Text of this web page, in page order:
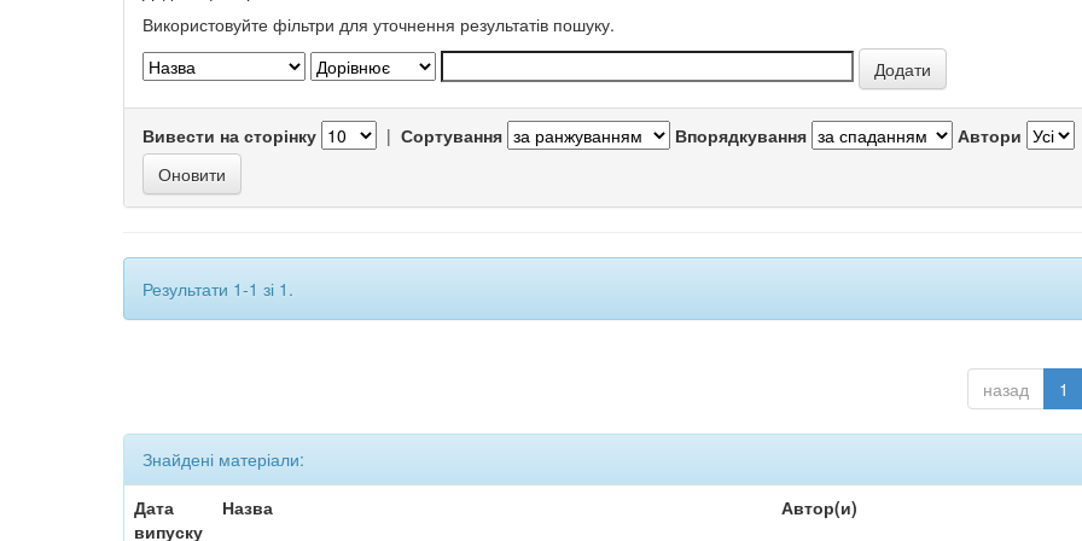
Використовуйте фільтри для уточнення результатів пошуку.
Вивести на сторінку | Сортування Впорядкування Автори
Результати 1-1 зі 1.
назад 1
Знайдені матеріали:
Дата
випуску
Назва Автор(и)